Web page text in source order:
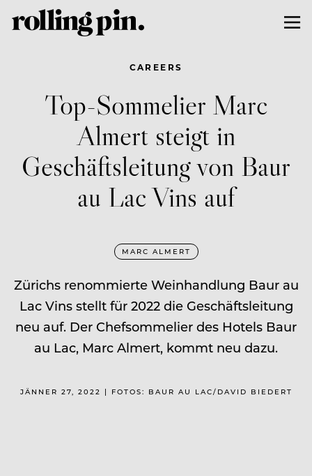
CAREERS
Top-Sommelier Marc
Almert steigt in
Geschäftsleitung von Baur
au Lac Vins auf
MARC ALMERT
Zürichs renommierte Weinhandlung Baur au
Lac Vins stellt für 2022 die Geschäftsleitung
neu auf. Der Chefsommelier des Hotels Baur
au Lac, Marc Almert, kommt neu dazu.
JÄNNER 27, 2022 | FOTOS: BAUR AU LAC/DAVID BIEDERT